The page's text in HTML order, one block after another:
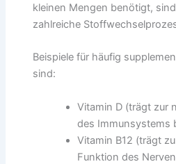
kleinen Mengen benötigt,
zahlreiche
Beispiele für häufig
sind:
Vitamin D (trägt zur
des Immunsystems
Vitamin B12 (trägt
Funktion des